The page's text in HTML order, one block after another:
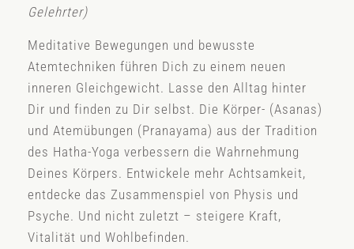
Gelehrter)
Meditative Bewegungen und bewusste
Atemtechniken führen Dich zu einem neuen
inneren Gleichgewicht. Lasse den Alltag hinter
Dir und finden zu Dir selbst. Die Körper- (Asanas)
und Atemübungen (Pranayama) aus der Tradition
des Hatha-Yoga verbessern die Wahrnehmung
Deines Körpers. Entwickele mehr Achtsamkeit,
entdecke das Zusammenspiel von Physis und
Psyche. Und nicht zuletzt – steigere Kraft,
Vitalität und Wohlbefinden.